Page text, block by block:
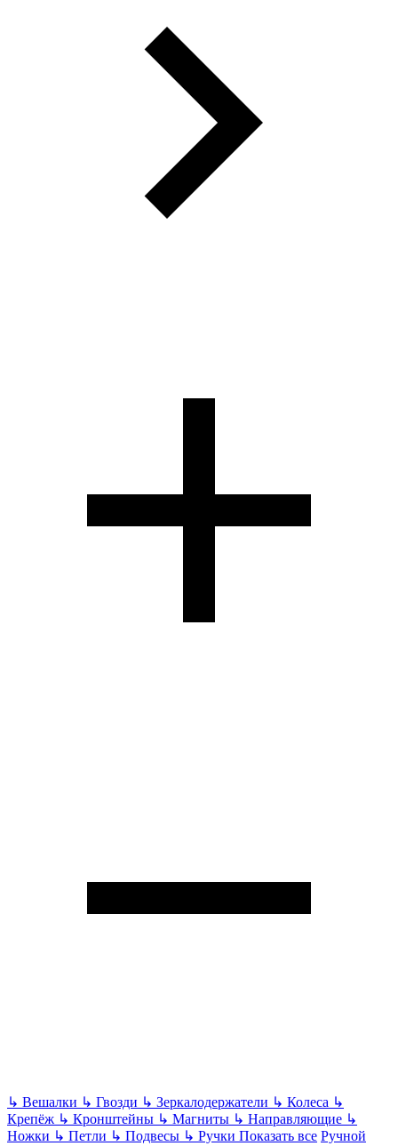
↳ Вешалки ↳ Гвозди ↳ Зеркалодержатели ↳ Колеса ↳
Крепёж ↳ Кронштейны ↳ Магниты ↳ Направляющие ↳
Ножки ↳ Петли ↳ Подвесы ↳ Ручки Показать все Ручной